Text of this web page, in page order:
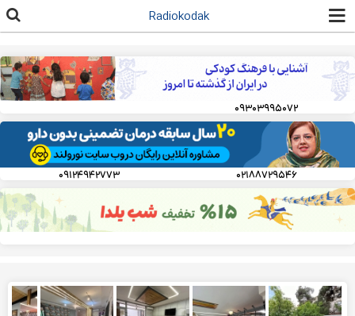
محتوای
Radiokodak
۰۹۳۰۳۹۹۵۰۷۲
۰۲۱۸۸۷۲۹۵۴۶ ۰۹۱۲۴۹۴۲۷۷۳